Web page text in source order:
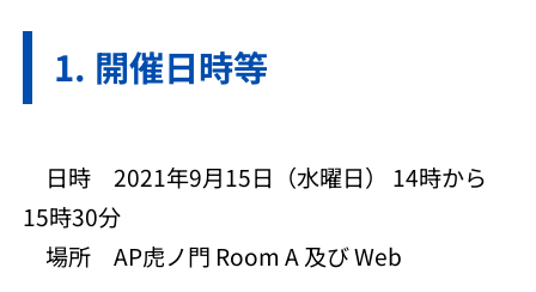
開催日時等
日時 2021年9月15日（水曜日） 14時から
15時30分
場所 AP虎ノ門 Room A 及び Web